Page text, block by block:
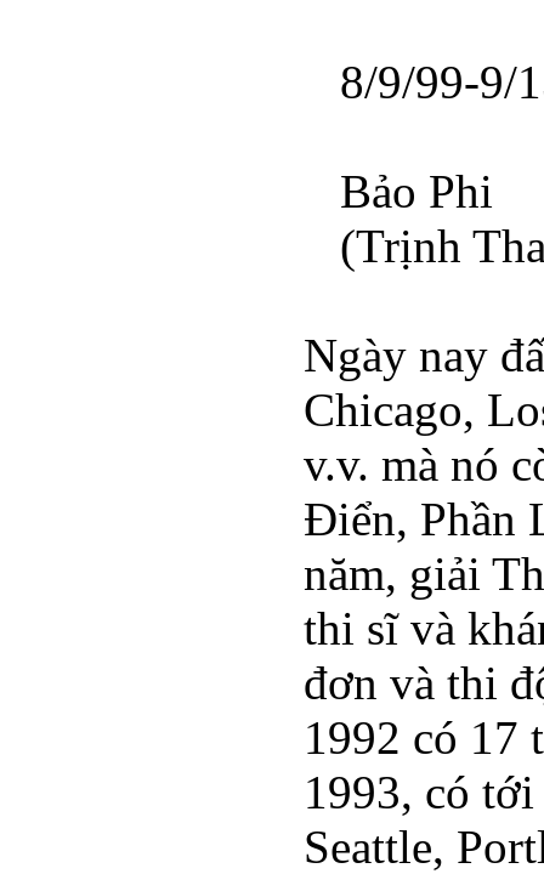
8/9/99-9/
Bảo Phi
(Trịnh
Ngày nay
Chicago,
v.v. mà nó
Điển, Phần
năm, giải
thi sĩ và
đơn và thi
1992 có 17
1993, có
Seattle,